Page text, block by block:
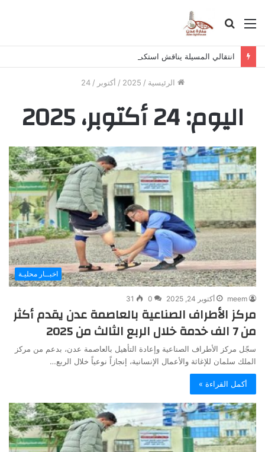
القائمة بحث
انتقالي المسيلة يناقش استكمال برنامج التصعيد الشعبي
الرئيسية /
2025
/ أكتوبر /
24
اليوم:24 أكتوبر، 2025
اخبــار محليـة
meem أكتوبر 24, 2025 0
31
مركز الأطراف الصناعية بالعاصمة عدن يقدم أكثر
من 7 الف خدمة خلال الربع الثالث من 2025
سجّل مركز الأطراف الصناعية وإعادة التأهيل بالعاصمة عدن، بدعم من مركز
الملك سلمان للإغاثة والأعمال الإنسانية، إنجازاً نوعياً خلال الربع…
أكمل القراءة »